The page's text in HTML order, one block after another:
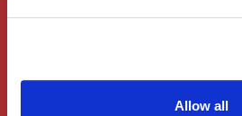
Allow all